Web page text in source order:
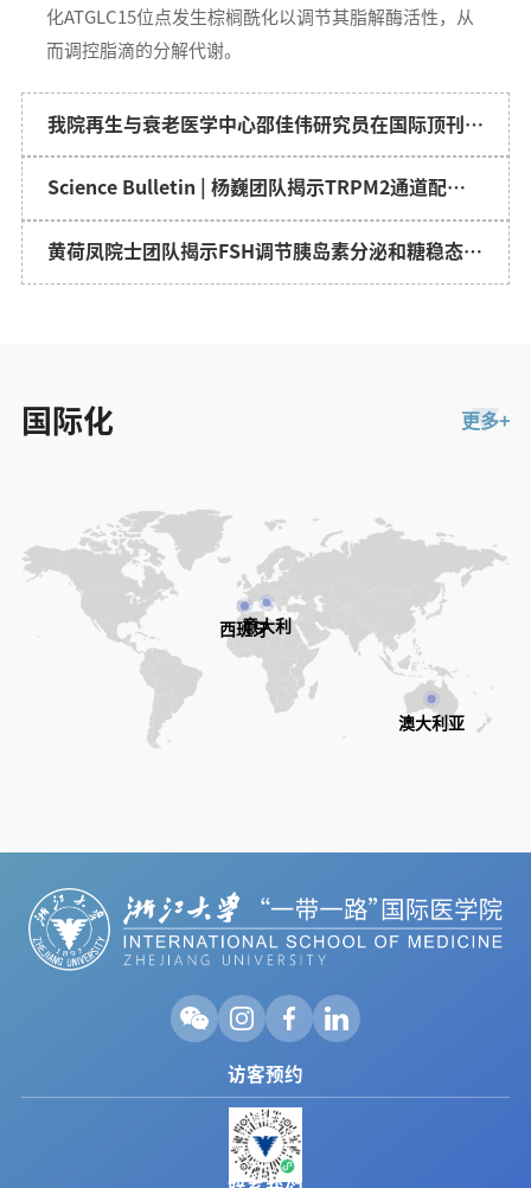
化ATGLC15位点发生棕榈酰化以调节其脂解酶活性，从
而调控脂滴的分解代谢。
我院再生与衰老医学中心邵佳伟研究员在国际顶刊
Cell发文
Science Bulletin | 杨巍团队揭示TRPM2通道配体
激活模式的演化历程
黄荷凤院士团队揭示FSH调节胰岛素分泌和糖稳态新
机制
国际化 更多+
西班牙
意大利
澳大利亚
访客预约